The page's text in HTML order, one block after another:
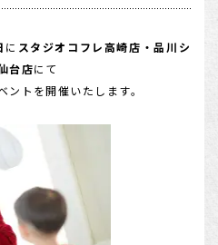
ト
に スタジオコフレ高崎店・品川シ
台店にて
トを開催いたします。